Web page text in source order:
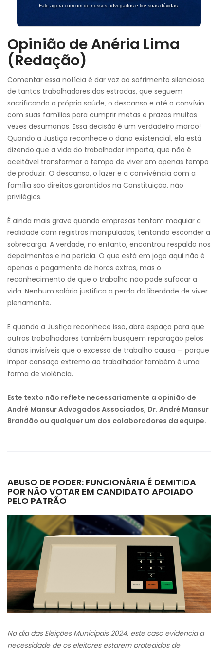
Fale agora com um de nossos advogados e tire suas dúvidas.
Opinião de Anéria Lima
(Redação)
Comentar essa notícia é dar voz ao sofrimento silencioso
de tantos trabalhadores das estradas, que seguem
sacrificando a própria saúde, o descanso e até o convívio
com suas famílias para cumprir metas e prazos muitas
vezes desumanos. Essa decisão é um verdadeiro marco!
Quando a Justiça reconhece o dano existencial, ela está
dizendo que a vida do trabalhador importa, que não é
aceitável transformar o tempo de viver em apenas tempo
de produzir. O descanso, o lazer e a convivência com a
família são direitos garantidos na Constituição, não
privilégios.
É ainda mais grave quando empresas tentam maquiar a
realidade com registros manipulados, tentando esconder a
sobrecarga. A verdade, no entanto, encontrou respaldo nos
depoimentos e na perícia. O que está em jogo aqui não é
apenas o pagamento de horas extras, mas o
reconhecimento de que o trabalho não pode sufocar a
vida. Nenhum salário justifica a perda da liberdade de viver
plenamente.
E quando a Justiça reconhece isso, abre espaço para que
outros trabalhadores também busquem reparação pelos
danos invisíveis que o excesso de trabalho causa — porque
impor cansaço extremo ao trabalhador também é uma
forma de violência.
Este texto não reflete necessariamente a opinião de
André Mansur Advogados Associados, Dr. André Mansur
Brandão ou qualquer um dos colaboradores da equipe.
ABUSO DE PODER: FUNCIONÁRIA É DEMITIDA
POR NÃO VOTAR EM CANDIDATO APOIADO
PELO PATRÃO
No dia das Eleições Municipais 2024, este caso evidencia a
necessidade de os eleitores estarem protegidos de